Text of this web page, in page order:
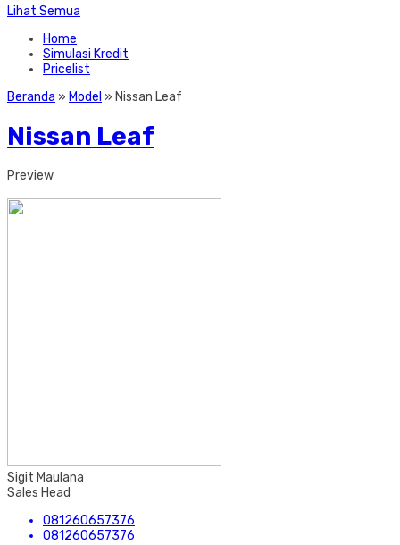
Lihat Semua
Home
Simulasi Kredit
Pricelist
Beranda » Model » Nissan Leaf
Nissan Leaf
Preview
Sigit Maulana
Sales Head
081260657376
081260657376